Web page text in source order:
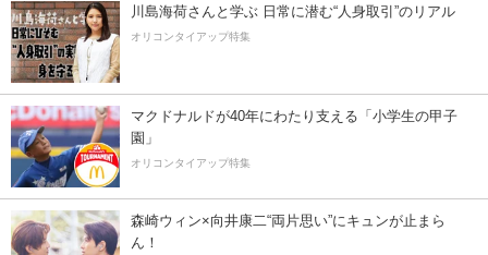
川島海荷さんと学ぶ 日常に潜む“人身取引”のリアル
オリコンタイアップ特集
マクドナルドが40年にわたり支える「小学生の甲子
園」
オリコンタイアップ特集
森崎ウィン×向井康二“両片思い”にキュンが止まら
ん！